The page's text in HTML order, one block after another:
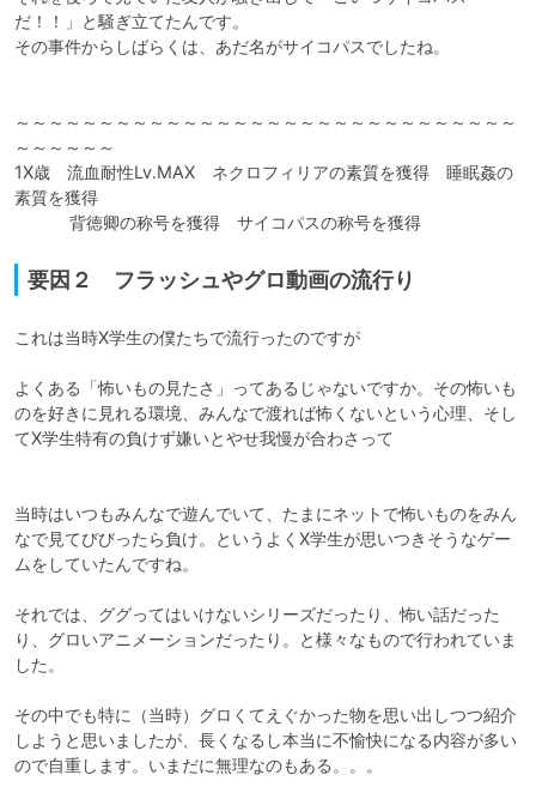
だ！！」と騒ぎ立てたんです。
その事件からしばらくは、あだ名がサイコパスでしたね。
～～～～～～～～～～～～～～～～～～～～～～～～～～～～～～
～～～～～～
1X歳　流血耐性Lv.MAX　ネクロフィリアの素質を獲得　睡眠姦の
素質を獲得
背徳卿の称号を獲得　サイコパスの称号を獲得
要因２ フラッシュやグロ動画の流行り
これは当時X学生の僕たちで流行ったのですが
よくある「怖いもの見たさ」ってあるじゃないですか。その怖いも
のを好きに見れる環境、みんなで渡れば怖くないという心理、そし
てX学生特有の負けず嫌いとやせ我慢が合わさって
当時はいつもみんなで遊んでいて、たまにネットで怖いものをみん
なで見てびびったら負け。というよくX学生が思いつきそうなゲー
ムをしていたんですね。
それでは、ググってはいけないシリーズだったり、怖い話だった
り、グロいアニメーションだったり。と様々なもので行われていま
した。
その中でも特に（当時）グロくてえぐかった物を思い出しつつ紹介
しようと思いましたが、長くなるし本当に不愉快になる内容が多い
ので自重します。いまだに無理なのもある。。。